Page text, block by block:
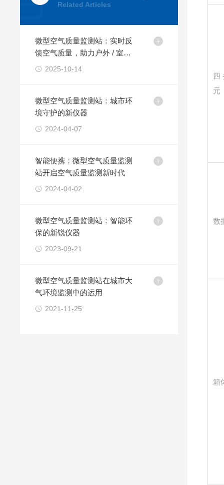
Related Articles
微型空气质量监测站：实时反
馈空气质量，助力户外 / 室内
环境管控
2025-10-14
微型空气质量监测站：城市环
境守护的新仪器
2024-04-07
智能便携：微型空气质量监测
站开启空气质量监测新时代
2024-04-02
微型空气质量监测站：智能环
保的新锐仪器
2023-09-21
微型空气质量监测站在城市大
气环境监测中的运用
2021-11-25
元
数
箱